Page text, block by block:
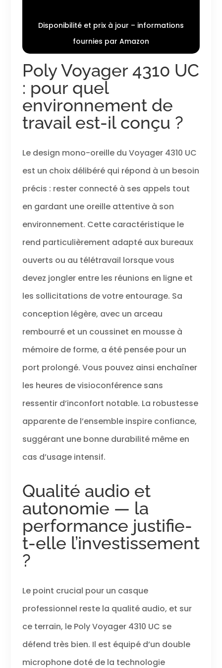
USB A vers C
+ câble USB
C-C +
de microphone
connecteur : USB
de type A
Connectivité et
mobilité :
à un ordinateur
via l'adaptateur
Bluetooth BT700,
accessoire
norme Intel Evo
pour une
connexion
sur les
ordinateurs
portables pris en
charge*, ou
Bluetooth 5.2.
librement avec
jusqu'à 50 m de
Bluetooth (avec
BT700 inclus). *
Intel, le logo Intel
et Intel Evo sont
des marques
d'Intel
de ses filiales. Les
technologies
nécessiter une
matérielle,
activée
Polyvalence :
utilisation sans fil
(jusqu'à 24
heures de temps
de conversation
sans fil) avec
casque filaire
avec mode
audio via câble
avec les équipes,
Zoom, etc Style
de port : casque
léger à une oreille
Disponibilité et prix à jour – informations
fournies par Amazon
Poly Voyager 4310 UC
: pour quel
environnement de
travail est-il conçu ?
Le design mono-oreille du Voyager 4310 UC
est un choix délibéré qui répond à un besoin
précis : rester connecté à ses appels tout
en gardant une oreille attentive à son
environnement. Cette caractéristique le
rend particulièrement adapté aux bureaux
ouverts ou au télétravail lorsque vous
devez jongler entre les réunions en ligne et
les sollicitations de votre entourage. Sa
conception légère, avec un arceau
rembourré et un coussinet en mousse à
mémoire de forme, a été pensée pour un
port prolongé. Vous pouvez ainsi enchaîner
les heures de visioconférence sans
ressentir d’inconfort notable. La robustesse
apparente de l’ensemble inspire confiance,
suggérant une bonne durabilité même en
cas d’usage intensif.
Qualité audio et
autonomie — la
performance justifie-
t-elle l’investissement
?
Le point crucial pour un casque
professionnel reste la qualité audio, et sur
ce terrain, le Poly Voyager 4310 UC se
défend très bien. Il est équipé d’un double
microphone doté de la technologie